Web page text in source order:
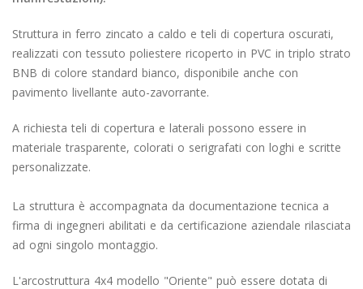
Struttura in ferro zincato a caldo e teli di copertura oscurati,
realizzati con tessuto poliestere ricoperto in PVC in triplo strato
BNB di colore standard bianco, disponibile anche con
pavimento livellante auto-zavorrante.
A richiesta teli di copertura e laterali possono essere in
materiale trasparente, colorati o serigrafati con loghi e scritte
personalizzate.
La struttura è accompagnata da documentazione tecnica a
firma di ingegneri abilitati e da certificazione aziendale rilasciata
ad ogni singolo montaggio.
L'arcostruttura 4x4 modello "Oriente" può essere dotata di